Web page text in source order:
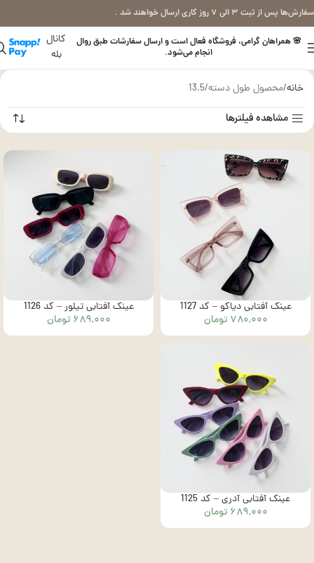
سفارش‌ها پس از ثبت ۳ الی ۷ روز کاری ارسال خواهند شد .
🌸 همراهان گرامی، فروشگاه فعال است و ارسال سفارشات طبق روال
انجام می‌شود.
کانال
بله
خانه محصول طول دسته 13.5
مشاهده فیلترها
عینک آفتابی دیاکو – کد 1127
۷۸۰,۰۰۰ تومان
عینک آفتابی تیلور – کد 1126
۶۸۹,۰۰۰ تومان
عینک آفتابی آدری – کد 1125
۶۸۹,۰۰۰ تومان